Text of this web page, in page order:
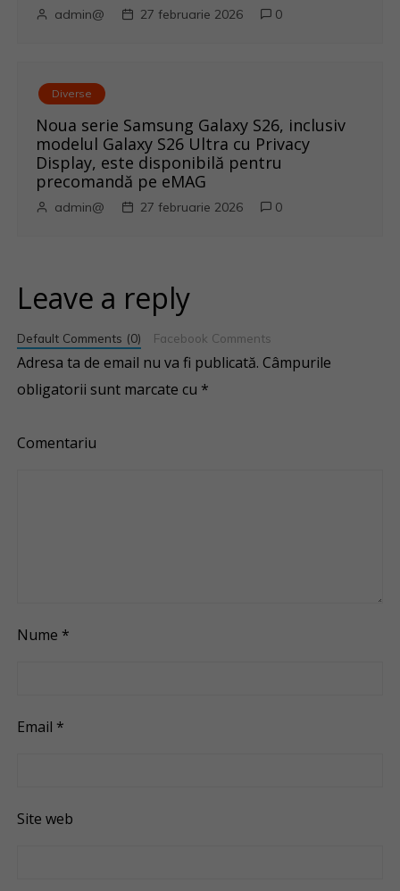
admin@ 27 februarie 2026 0
Diverse
Noua serie Samsung Galaxy S26, inclusiv
modelul Galaxy S26 Ultra cu Privacy
Display, este disponibilă pentru
precomandă pe eMAG
admin@ 27 februarie 2026 0
Leave a reply
Default Comments (0) Facebook Comments
Adresa ta de email nu va fi publicată. Câmpurile
obligatorii sunt marcate cu *
Comentariu
Nume *
Email *
Site web